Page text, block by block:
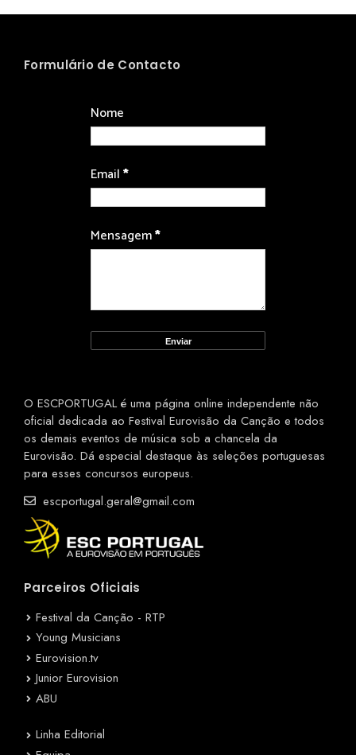
Formulário de Contacto
Nome
Email*
Mensagem*
O ESCPORTUGAL é uma página online independente não
oficial dedicada ao Festival Eurovisão da Canção e todos
os demais eventos de música sob a chancela da
Eurovisão. Dá especial destaque às seleções portuguesas
para esses concursos europeus.
escportugal.geral@gmail.com
Parceiros Oficiais
Festival da Canção - RTP
Young Musicians
Eurovision.tv
Junior Eurovision
ABU
Linha Editorial